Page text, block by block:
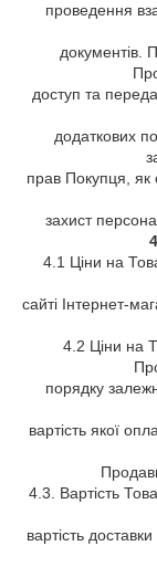
проведення
документів.
доступ та
додаткових
прав Покупця, як
захист
4.1 Ціни на
сайті Інтернет-
4.2 Ціни на
порядку
вартість якої
4.3. Вартість
вартість